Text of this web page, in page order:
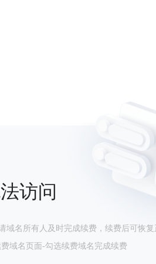
访问
域名所有人及时完成续费，续费后可恢复
域名页面-勾选续费域名完成续费